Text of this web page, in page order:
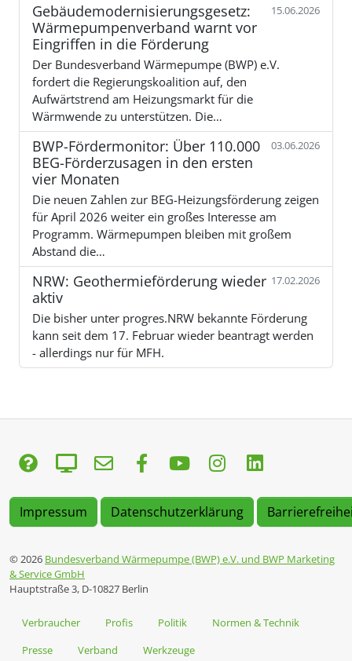
Gebäudemodernisierungsgesetz:
Wärmepumpenverband warnt vor
Eingriffen in die Förderung
15.06.2026
Der Bundesverband Wärmepumpe (BWP) e.V.
fordert die Regierungskoalition auf, den
Aufwärtstrend am Heizungsmarkt für die
Wärmwende zu unterstützen. Die…
BWP-Fördermonitor: Über 110.000
BEG-Förderzusagen in den ersten
vier Monaten
03.06.2026
Die neuen Zahlen zur BEG-Heizungsförderung zeigen
für April 2026 weiter ein großes Interesse am
Programm. Wärmepumpen bleiben mit großem
Abstand die…
NRW: Geothermieförderung wieder
aktiv
17.02.2026
Die bisher unter progres.NRW bekannte Förderung
kann seit dem 17. Februar wieder beantragt werden
- allerdings nur für MFH.
Impressum Datenschutzerklärung
© 2026 Bundesverband Wärmepumpe (BWP) e.V. und BWP Marketing
& Service GmbH
Hauptstraße 3, D-10827 Berlin
Verbraucher Profis Politik
Normen & Technik
Presse
Verband Werkzeuge